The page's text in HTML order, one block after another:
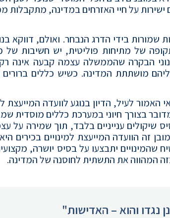
על חיי האזרחים במדינה, מתקבלות
בידי הדרג הנבחר. ואולם, דווקא
של מתיחות פוליטית, יש חשיבות
הבקרה שהממשלה עצמה קבעה אינה רק
מושתתת המדינה. כשיש כללים ברורים
לעיל, הדיון בנוגע לוועדה המייעצת
בצורך חיוני במערכת כללים מוסדית
ענייניים בלבד, תוך שמירה על
זה הוועדה המייעצת למינויים בכירים
שהמינויים יתבצעו על בסיס יושרה,
המהווה את התשתית לחוסנה של המדינה.
נגדו והוא – האדישות"